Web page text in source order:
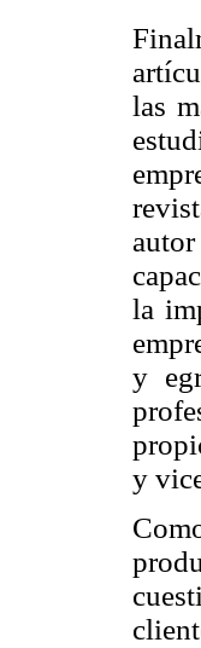
las
la
y
y